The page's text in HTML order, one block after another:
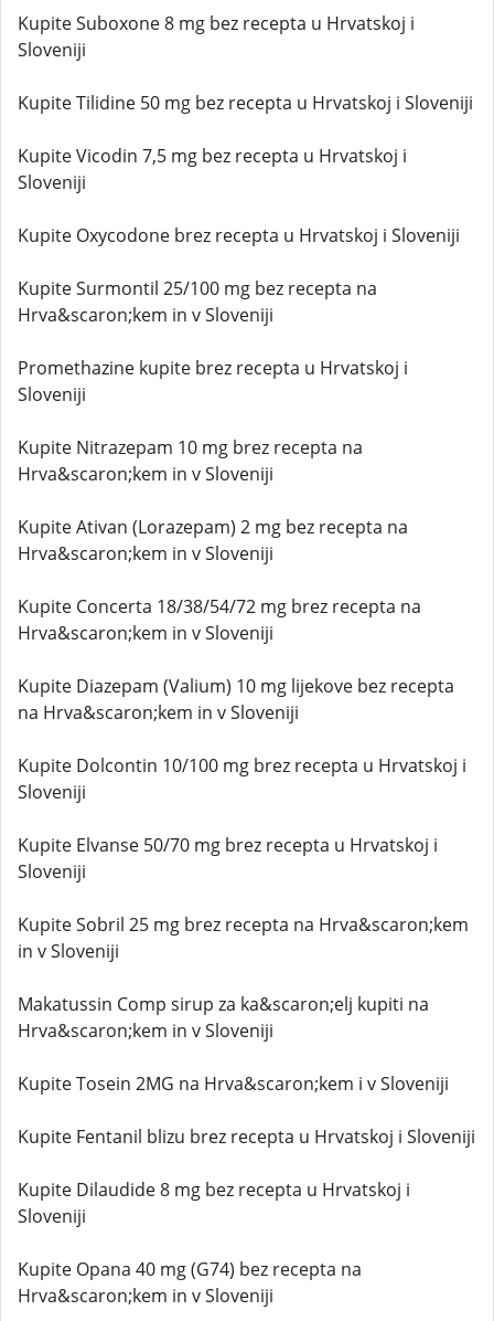
Kupite Suboxone 8 mg bez recepta u Hrvatskoj i
Sloveniji
Kupite Tilidine 50 mg bez recepta u Hrvatskoj i Sloveniji
Kupite Vicodin 7,5 mg bez recepta u Hrvatskoj i
Sloveniji
Kupite Oxycodone brez recepta u Hrvatskoj i Sloveniji
Kupite Surmontil 25/100 mg bez recepta na
Hrva&scaron;kem in v Sloveniji
Promethazine kupite brez recepta u Hrvatskoj i
Sloveniji
Kupite Nitrazepam 10 mg brez recepta na
Hrva&scaron;kem in v Sloveniji
Kupite Ativan (Lorazepam) 2 mg bez recepta na
Hrva&scaron;kem in v Sloveniji
Kupite Concerta 18/38/54/72 mg brez recepta na
Hrva&scaron;kem in v Sloveniji
Kupite Diazepam (Valium) 10 mg lijekove bez recepta
na Hrva&scaron;kem in v Sloveniji
Kupite Dolcontin 10/100 mg brez recepta u Hrvatskoj i
Sloveniji
Kupite Elvanse 50/70 mg brez recepta u Hrvatskoj i
Sloveniji
Kupite Sobril 25 mg brez recepta na Hrva&scaron;kem
in v Sloveniji
Makatussin Comp sirup za ka&scaron;elj kupiti na
Hrva&scaron;kem in v Sloveniji
Kupite Tosein 2MG na Hrva&scaron;kem i v Sloveniji
Kupite Fentanil blizu brez recepta u Hrvatskoj i Sloveniji
Kupite Dilaudide 8 mg bez recepta u Hrvatskoj i
Sloveniji
Kupite Opana 40 mg (G74) bez recepta na
Hrva&scaron;kem in v Sloveniji